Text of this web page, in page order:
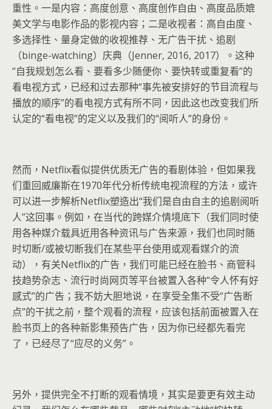
重性。一是内容：高度创意、高度创作自由、高度品质媲
美文学与电影作品的影视内容；二是收视者：高自由度、
多选择性、量身定做的收视推荐、无广告干扰、追剧
（binge-watching）庆典（Jenner, 2016, 2017）。这种
“自我规划怎么看、要看多少随便你、要快转或重复看”的
看电视方式，已经和过去那种“事先被安排好的节目流程与
播放的顺序”的看电视方式有所不同，因此这也改变我们所
认定的“看电视”的定义以及我们的“阅听人”的身份。
然而，Netflix看似提供优质无广告的看剧体验，但如果我
们重回威廉斯在1970年代分析传统电视流程的方法，或许
可以进一步解析Netflix塑造出“我们是自由自主的追剧阅听
人”这回事。例如，在当代的跨媒介情境底下（我们同时使
用各种媒介载具近用各种资讯与广告来源，我们也同时随
时切断/或被切断我们在某些平台使用或观看媒介的流
动），有关Netflix的广告，我们可能已经在脸书、商管科
技趋势杂志、流行时尚网页等平台被置入各种“令人怀有好
感式”的广告；我不妨大胆地说，在享受全集不受“广告断
点”的干扰之前，整个观看的流程，应该包括前面被置入在
脸书页上的各种新影集预告广告，因为你已经都先看完
了，已经尽了“应尽的义务”。
另外，提供完全不打断的观看情境，其实是要更有效主动